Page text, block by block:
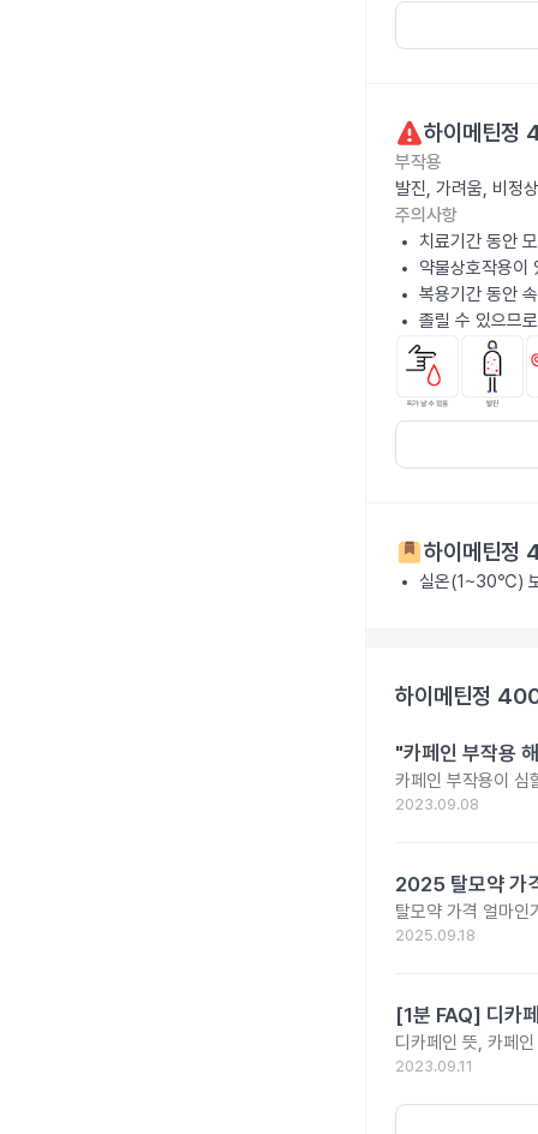
하이메틴
부작용
발진, 가려움, 비정
주의사항
치료기간 동안
약물상호작용이
복용기간 동안
졸릴 수 있으므
하이메틴
실온(1~30℃)
하이메틴정
"카페인 부작용
카페인 부작용이 심
2023.09.08
2025 탈모약 가
탈모약 가격 얼마
2025.09.18
[1분 FAQ] 디카
디카페인 뜻, 카페
2023.09.11